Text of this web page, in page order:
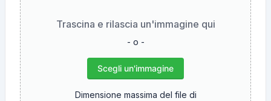
Trascina e rilascia un'immagine qui
- o -
Scegli un'immagine
Dimensione massima del file di